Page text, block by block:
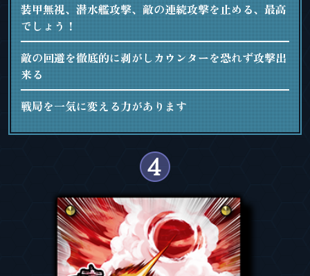
装甲無視、潜水艦攻撃、敵の連続攻撃を止める、最高
でしょう！
敵の回避を徹底的に剥がしカウンターを恐れず攻撃出
来る
戦局を一気に変える力があります